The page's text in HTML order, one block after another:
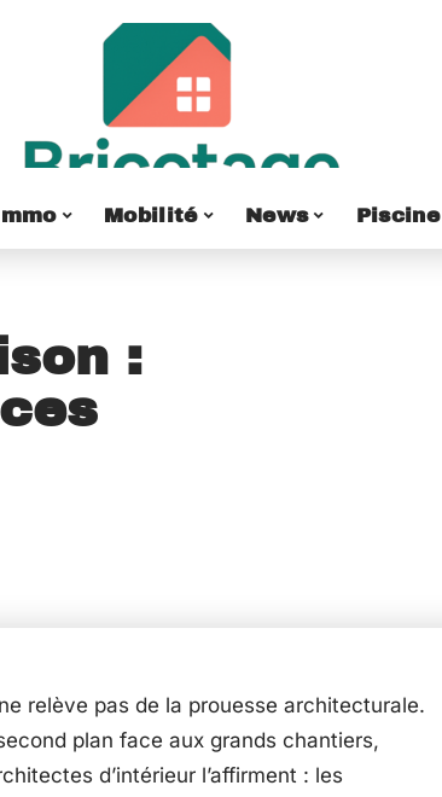
Mobilité News Piscine
:
relève pas de la prouesse architecturale.
plan face aux grands chantiers,
d’intérieur l’affirment : les